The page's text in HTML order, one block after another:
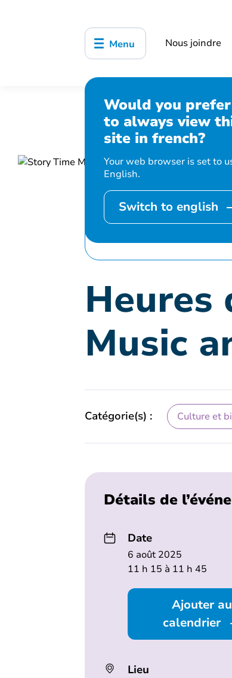
Menu Nous joindre
Would you prefer
to always view
site in french?
Your web browser is set to
English.
Switch to english
Accueil Bibliothèque,
Heures du conte – Story Time,
Cet
Heures
Music
Catégorie(s) : Culture et
Détails de
Date
6 août 2025
11 h 15 à 11 h 45
Ajouter au
calendrier
Lieu